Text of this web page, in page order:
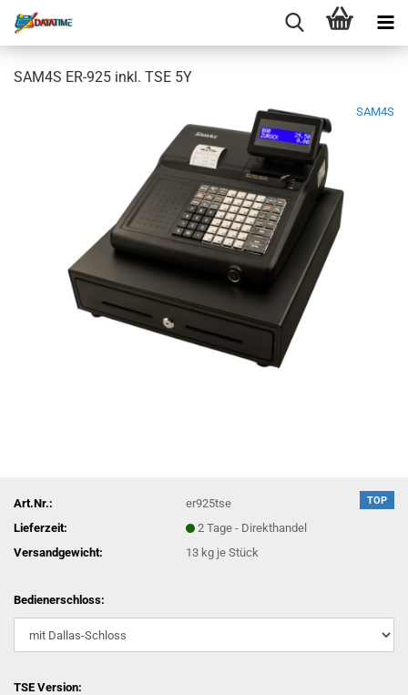
SAM4S ER-925 inkl. TSE 5Y
SAM4S
TOP
Art.Nr.:
er925tse
Lieferzeit:
2 Tage - Direkthandel
Versandgewicht:
13 kg je Stück
Bedienerschloss:
TSE Version: